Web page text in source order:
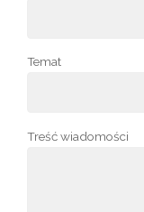
Temat
Treść wiadomości